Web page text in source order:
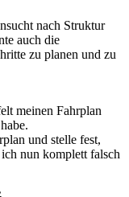
nach Struktur
auch die
zu planen und zu
meinen Fahrplan
und stelle fest,
nun komplett falsch